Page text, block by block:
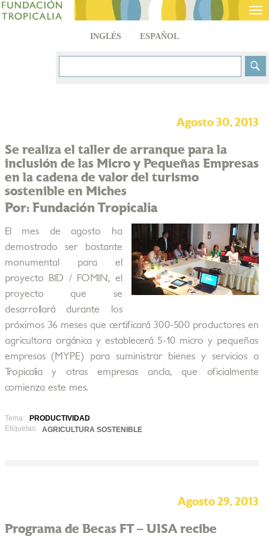
INGLÉS ESPAÑOL
Agosto 30, 2013
Se realiza el taller de arranque para la
inclusión de las Micro y Pequeñas Empresas
en la cadena de valor del turismo
sostenible en Miches
Por: Fundación Tropicalia
El mes de agosto ha
demostrado ser bastante
monumental para el
proyecto BID / FOMIN, el
proyecto que se
desarrollará durante los
próximos 36 meses que certificará 300-500 productores en
agricultora orgánica y establecerá 5-10 micro y pequeñas
empresas (MYPE) para suministrar bienes y servicios a
Tropicalia y otras empresas ancla, que oficialmente
comienza este mes.
Tema:
PRODUCTIVIDAD
Etiquetas:
AGRICULTURA SOSTENIBLE
Agosto 29, 2013
Programa de Becas FT – UISA recibe